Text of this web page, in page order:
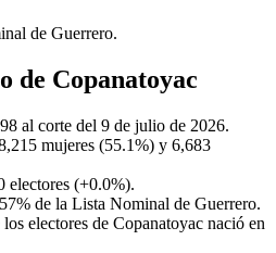
de Guerrero.
de Copanatoyac
al corte del 9 de julio de 2026.
mujeres (55.1%) y 6,683
electores (+0.0%).
de la Lista Nominal de Guerrero.
electores de Copanatoyac nació en